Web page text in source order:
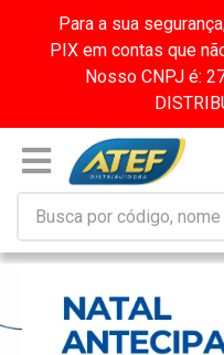
Para a sua
PIX em contas que
Nosso CNPJ é: